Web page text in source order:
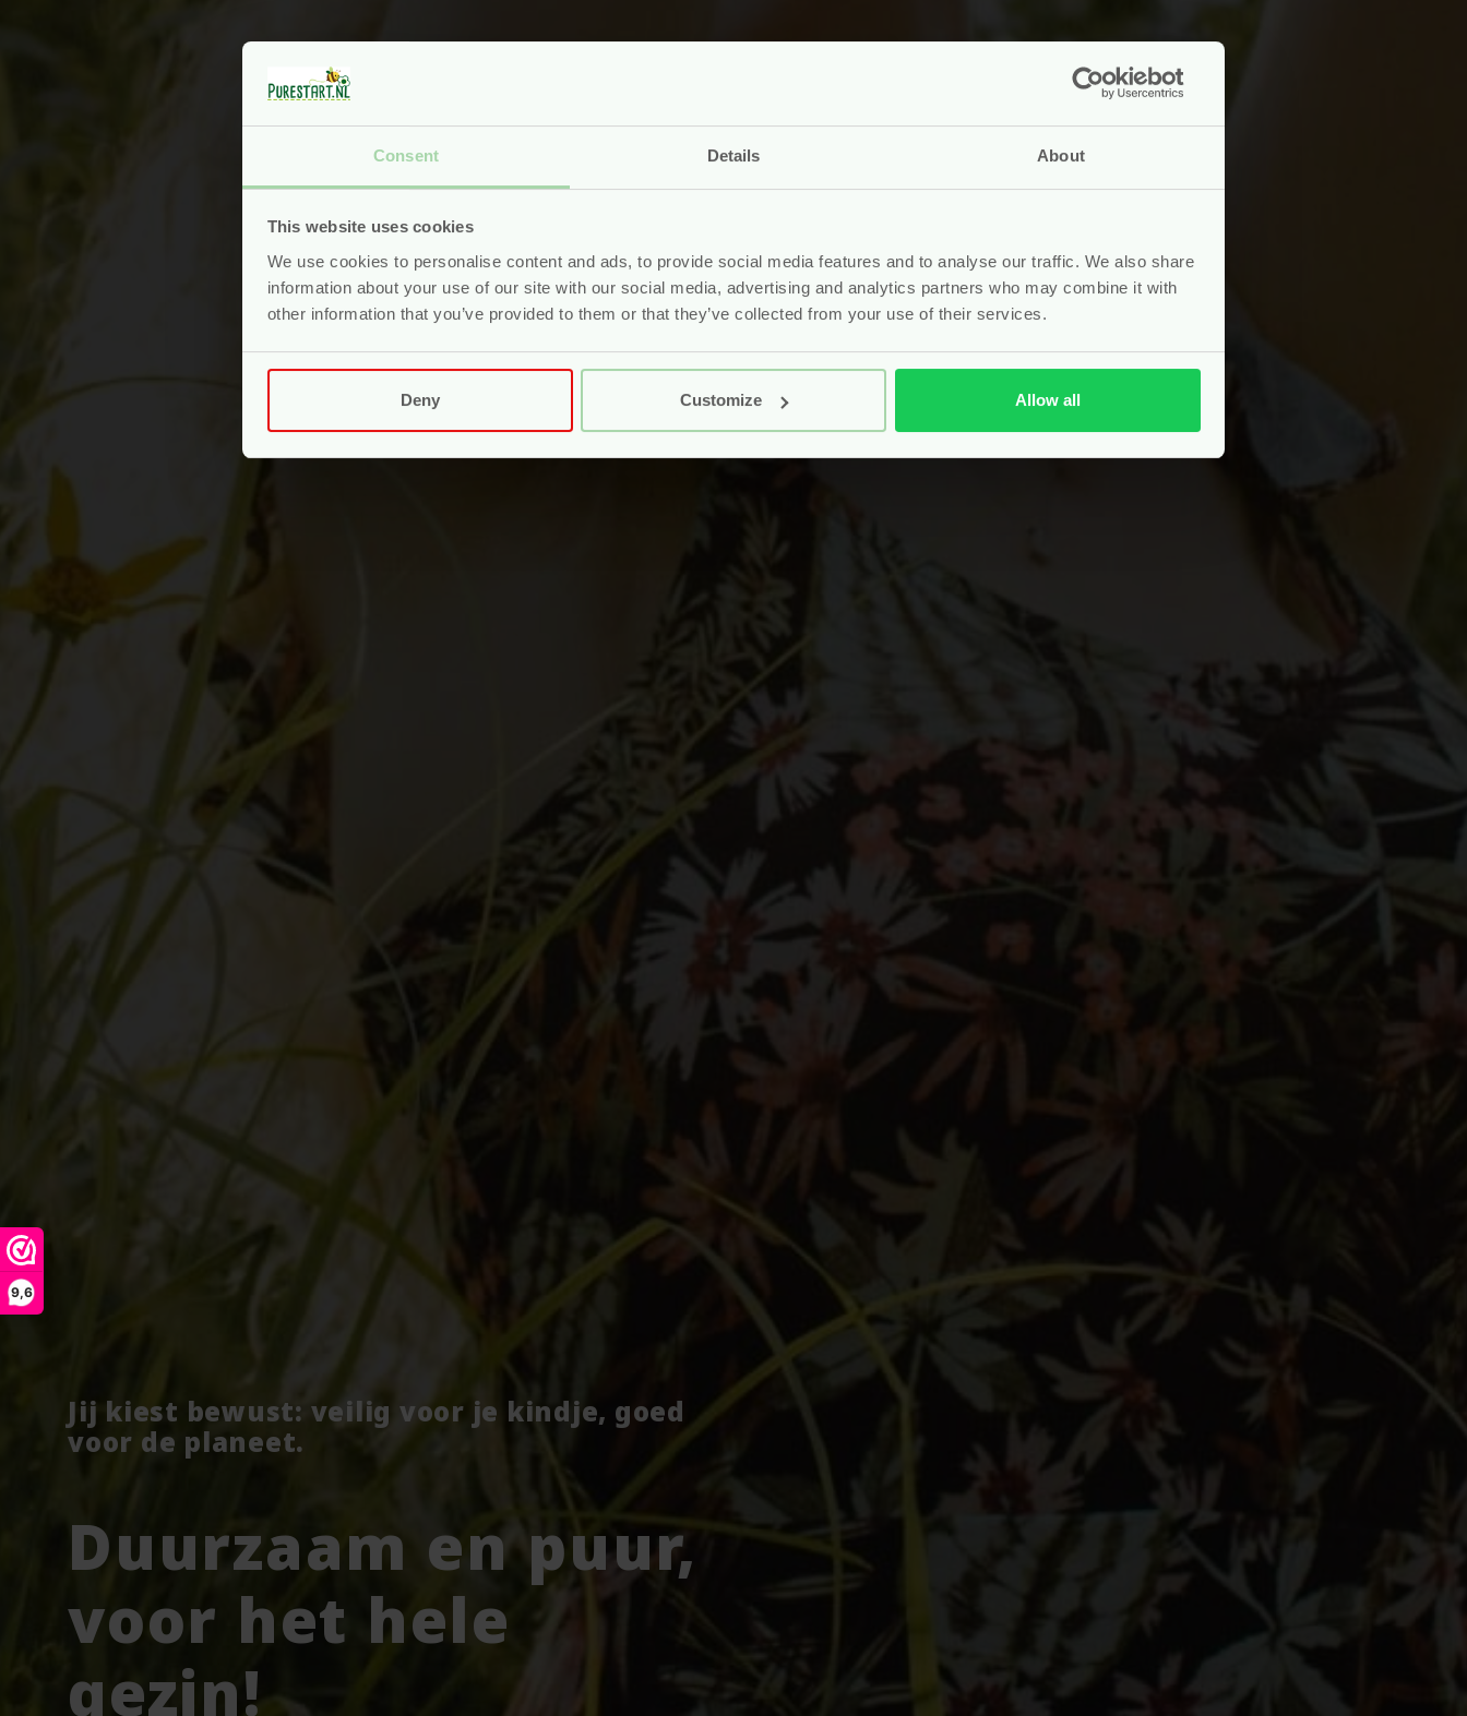
Consent Details About
This website uses cookies
We use cookies to personalise content and ads, to provide social media features and to analyse our traffic. We also share
information about your use of our site with our social media, advertising and analytics partners who may combine it with
other information that you’ve provided to them or that they’ve collected from your use of their services.
Deny Customize Allow all
9,6
Jij kiest bewust: veilig voor je kindje, goed
voor de planeet.
Duurzaam en puur,
voor het hele
gezin!